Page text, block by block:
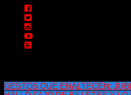
GESTOS QUE ENALTECEN: